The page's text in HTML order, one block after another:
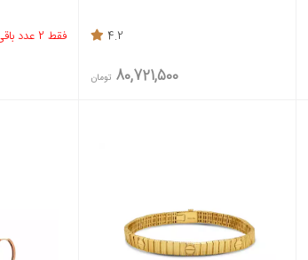
4.2
80,721,500 تومان
فقط 2 عدد باقی مانده